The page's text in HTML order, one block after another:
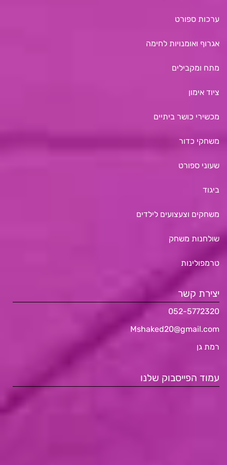
ערכות ספורט
אגרוף ואומנויות לחימה
מתח ומקבילים
ציוד אימון
מכשירי כושר ביתיים
משחקי כדור
שעוני ספורט
ביגוד
משחקים וצעצועים לילדים
שולחנות משחק
טרמפולינות
יצירת קשר
052-5772320
Mshaked20@gmail.com
רמת גן
עמוד הפייסבוק שלנו